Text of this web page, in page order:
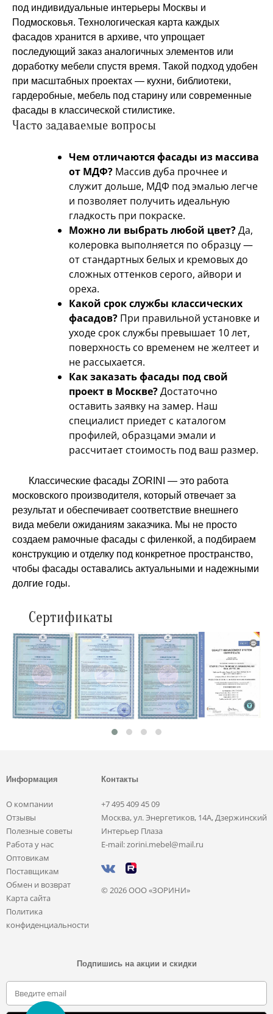
под индивидуальные интерьеры Москвы и
Подмосковья. Технологическая карта каждых
фасадов хранится в архиве, что упрощает
последующий заказ аналогичных элементов или
доработку мебели спустя время. Такой подход удобен
при масштабных проектах — кухни, библиотеки,
гардеробные, мебель под старину или современные
фасады в классической стилистике.
Часто задаваемые вопросы
Чем отличаются фасады из массива
от МДФ? Массив дуба прочнее и
служит дольше, МДФ под эмалью легче
и позволяет получить идеальную
гладкость при покраске.
Можно ли выбрать любой цвет?Да,
колеровка выполняется по образцу —
от стандартных белых и кремовых до
сложных оттенков серого, айвори и
ореха.
Какой срок службы классических
фасадов? При правильной установке и
уходе срок службы превышает 10 лет,
поверхность со временем не желтеет и
не рассыхается.
Как заказать фасады под свой
проект в Москве?Достаточно
оставить заявку на замер. Наш
специалист приедет с каталогом
профилей, образцами эмали и
рассчитает стоимость под ваш размер.
Классические фасады ZORINI — это работа
московского производителя, который отвечает за
результат и обеспечивает соответствие внешнего
вида мебели ожиданиям заказчика. Мы не просто
создаем рамочные фасады с филенкой, а подбираем
конструкцию и отделку под конкретное пространство,
чтобы фасады оставались актуальными и надежными
долгие годы.
Сертификаты
Информация
О компании
Отзывы
Полезные советы
Работа у нас
Оптовикам
Поставщикам
Обмен и возврат
Карта сайта
Политика
конфиденциальности
Контакты
+7 495 409 45 09
Москва, ул. Энергетиков, 14А, Дзержинский
Интерьер Плаза
E-mail: zorini.mebel@mail.ru
© 2026 ООО «ЗОРИНИ»
Подпишись на акции и скидки